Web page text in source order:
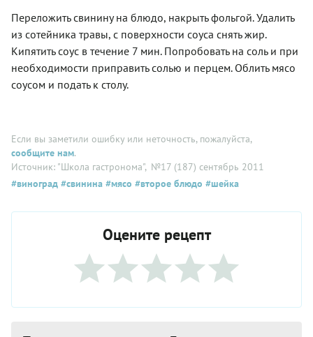
Переложить свинину на блюдо, накрыть фольгой. Удалить
из сотейника травы, с поверхности соуса снять жир.
Кипятить соус в течение 7 мин. Попробовать на соль и при
необходимости приправить солью и перцем. Облить мясо
соусом и подать к столу.
Если вы заметили ошибку или неточность, пожалуйста,
сообщите нам.
Источник: "Школа гастронома", №17 (187) сентябрь 2011
#виноград #свинина #мясо #второе блюдо #шейка
Оцените рецепт